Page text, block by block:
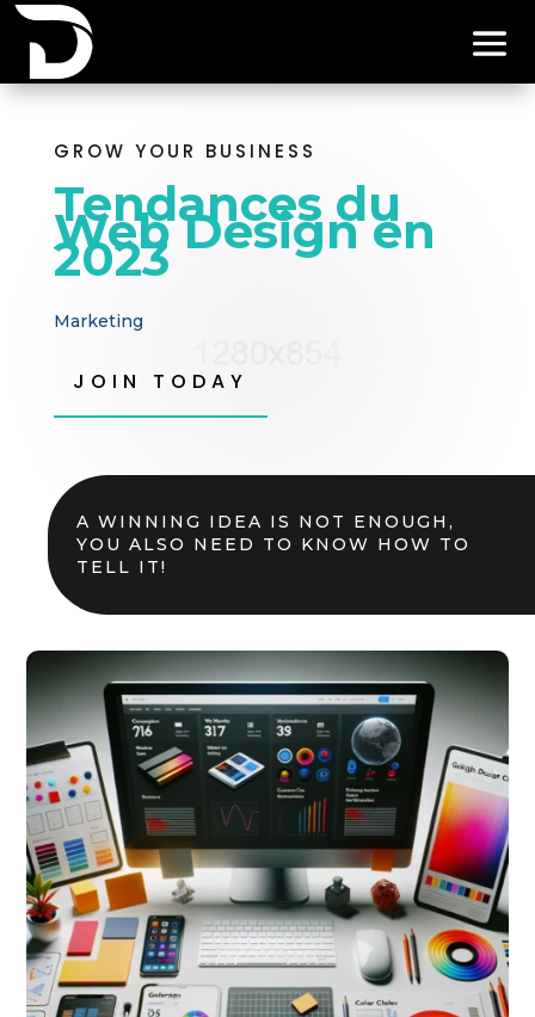
GROW YOUR BUSINESS
Tendances du
Web Design en
2023
Marketing
JOIN TODAY
A WINNING IDEA IS NOT ENOUGH,
YOU ALSO NEED TO KNOW HOW TO
TELL IT!